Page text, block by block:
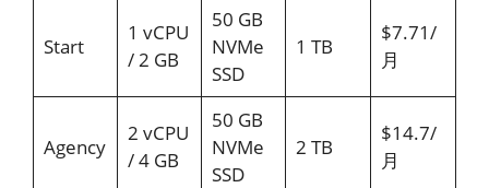
Start
1 vCPU
/ 2 GB
50 GB
NVMe
SSD
1 TB
$7.71/
月
Agency
2 vCPU
/ 4 GB
50 GB
NVMe
SSD
2 TB
$14.7/
月